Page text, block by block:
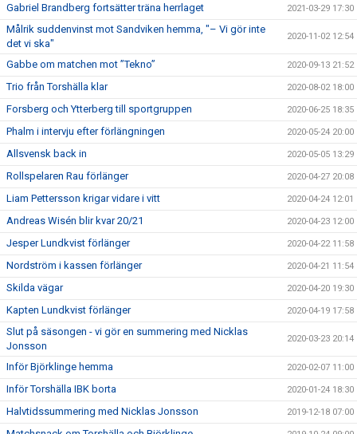
Gabriel Brandberg fortsätter träna herrlaget 2021-03-29 17:30
Målrik suddenvinst mot Sandviken hemma, "– Vi gör inte
det vi ska"
2020-11-02 12:54
Gabbe om matchen mot ”Tekno” 2020-09-13 21:52
Trio från Torshälla klar 2020-08-02 18:00
Forsberg och Ytterberg till sportgruppen 2020-06-25 18:35
Phalm i intervju efter förlängningen 2020-05-24 20:00
Allsvensk back in 2020-05-05 13:29
Rollspelaren Rau förlänger 2020-04-27 20:08
Liam Pettersson krigar vidare i vitt 2020-04-24 12:01
Andreas Wisén blir kvar 20/21 2020-04-23 12:00
Jesper Lundkvist förlänger 2020-04-22 11:58
Nordström i kassen förlänger 2020-04-21 11:54
Skilda vägar 2020-04-20 19:30
Kapten Lundkvist förlänger 2020-04-19 17:58
Slut på säsongen - vi gör en summering med Nicklas
Jonsson
2020-03-23 20:14
Inför Björklinge hemma 2020-02-07 11:00
Inför Torshälla IBK borta 2020-01-24 18:30
Halvtidssummering med Nicklas Jonsson 2019-12-18 07:00